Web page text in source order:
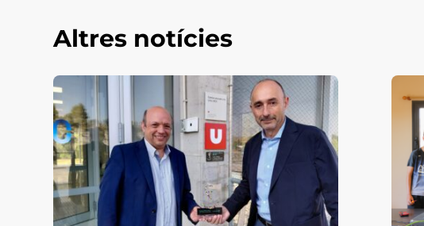
Altres notícies